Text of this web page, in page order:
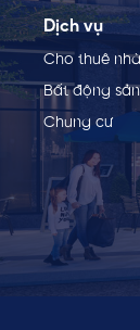
Dịch vụ
Cho thuê
Bất động
Chung cư